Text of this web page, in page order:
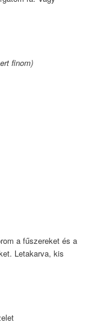
finom)
a fűszereket és a
Letakarva, kis